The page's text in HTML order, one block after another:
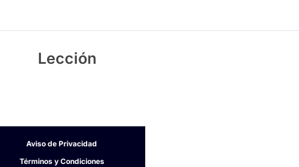
Lección
Aviso de Privacidad
Términos y Condiciones